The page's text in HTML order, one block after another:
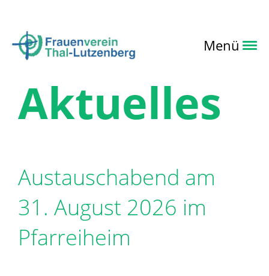
Menü
Aktuelles
Austauschabend am
31. August 2026 im
Pfarreiheim